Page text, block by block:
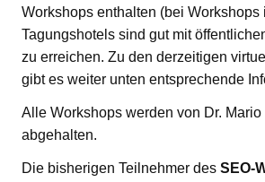
Workshops enthalten (bei Workshops
Tagungshotels sind gut mit
zu erreichen. Zu den derzeitigen
gibt es weiter unten entsprechende
Alle Workshops werden von Dr.
abgehalten.
Die bisherigen Teilnehmer des SEO-